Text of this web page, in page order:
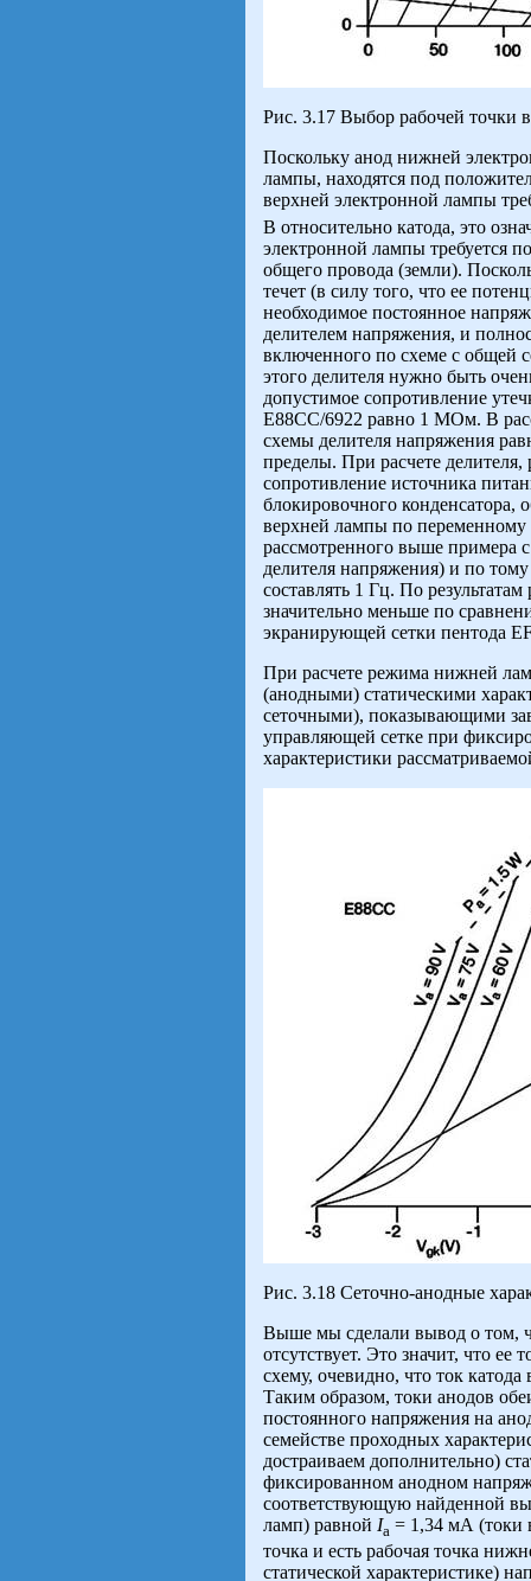
Рис. 3.17 Выбор рабочей точки
Поскольку анод нижней
лампы, находятся под
верхней электронной лампы
В относительно катода, это
электронной лампы требуется
общего провода (земли).
течет (в силу того, что ее
необходимое постоянное
делителем напряжения, и
включенного по схеме с общей
этого делителя нужно быть
допустимое сопротивление
Е88СС/6922 равно 1 МОм. В
схемы делителя напряжения
пределы. При расчете делителя,
сопротивление источника
блокировочного конденсатора,
верхней лампы по переменному
рассмотренного выше примера
делителя напряжения) и по
составлять 1 Гц. По
значительно меньше по
экранирующей сетки пентода
При расчете режима нижней
(анодными) статическими
сеточными), показывающими
управляющей сетке при
характеристики
Рис. 3.18 Сеточно-анодные
Выше мы сделали вывод о том,
отсутствует. Это значит, что ее
схему, очевидно, что ток
Таким образом, токи анодов
постоянного напряжения на
семействе проходных
достраиваем дополнительно)
фиксированном анодном
соответствующую найденной
ламп) равной Iа = 1,34 мА (токи
точка и есть рабочая точка
статической характеристике)